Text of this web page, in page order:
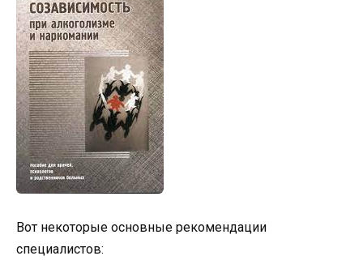
Вот некоторые основные рекомендации
специалистов: